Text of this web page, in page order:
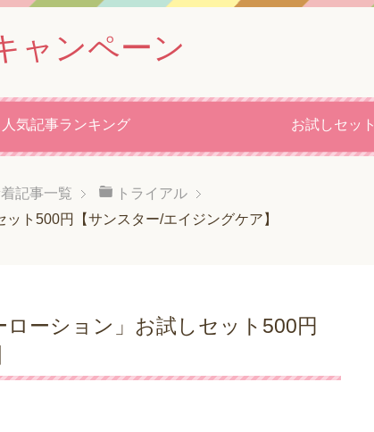
ャンペーン
人気記事ランキング お試しセット
記事一覧
トライアル
ト500円【サンスター/エイジングケア】
ーション」お試しセット500円